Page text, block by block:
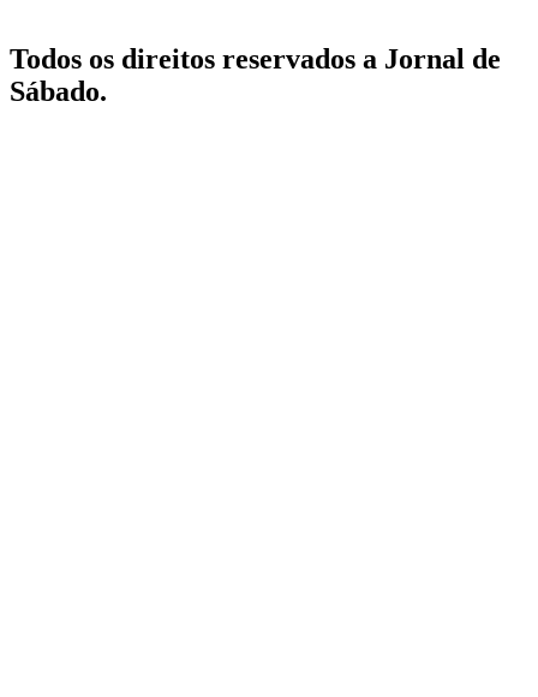
Todos os direitos reservados a Jornal de
Sábado.